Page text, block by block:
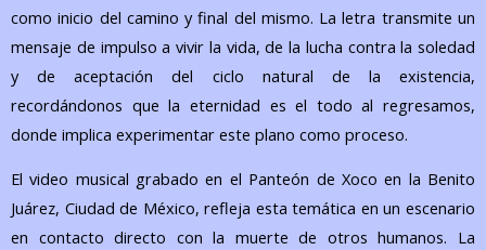
como inicio del camino y final del mismo. La letra transmite un
mensaje de impulso a vivir la vida, de la lucha contra la soledad
y de aceptación del ciclo natural de la existencia,
recordándonos que la eternidad es el todo al regresamos,
donde implica experimentar este plano como proceso.
El video musical grabado en el Panteón de Xoco en la Benito
Juárez, Ciudad de México, refleja esta temática en un escenario
en contacto directo con la muerte de otros humanos. La